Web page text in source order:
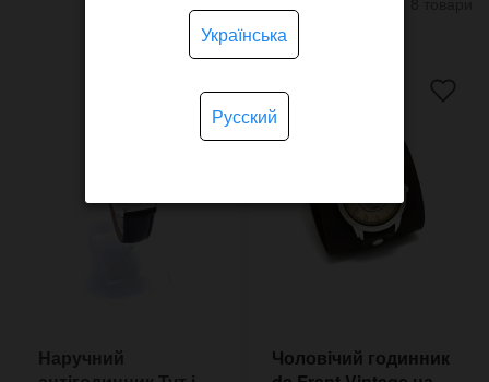
Наручний
Чоловічий годинник
Українська
Русский